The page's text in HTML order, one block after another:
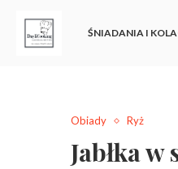
ŚNIADANIA I
Obiady Ryż
Jabłka